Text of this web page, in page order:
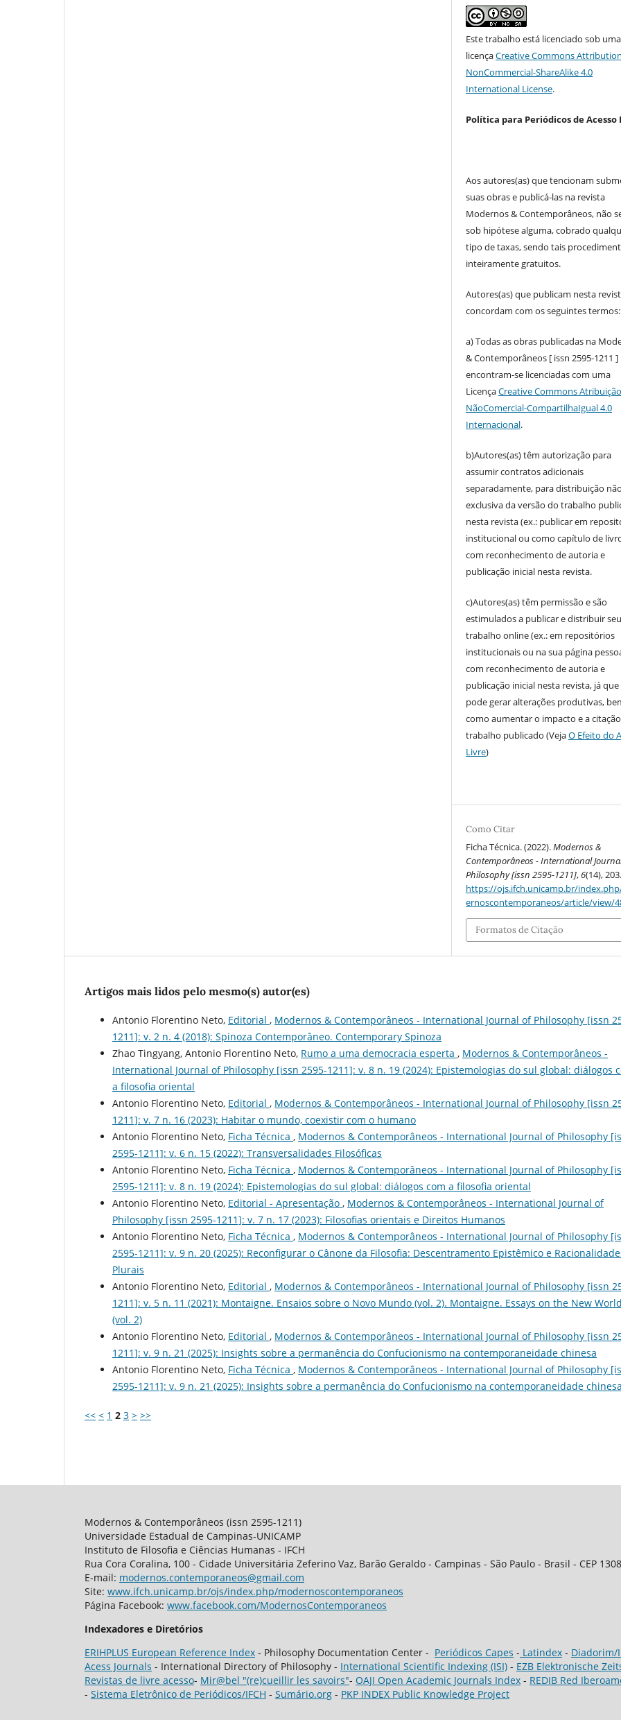
Este trabalho está licenciado sob uma
licençaCreative Commons
NonCommercial-ShareAlike 4.0
International License.
Política para Periódicos de Acesso
Aos autores(as) que tencionam
suas obras e publicá-las na revista
Modernos & Contemporâneos, não
sob hipótese alguma, cobrado
tipo de taxas, sendo tais
inteiramente gratuitos.
Autores(as) que publicam nesta
concordam com os seguintes termos:
a) Todas as obras publicadas na
& Contemporâneos [ issn 2595-1211 ]
encontram-se licenciadas com uma
LicençaCreative Commons
NãoComercial-CompartilhaIgual 4.0
Internacional.
b)Autores(as) têm autorização para
assumir contratos adicionais
separadamente, para distribuição
exclusiva da versão do trabalho
nesta revista (ex.: publicar em
institucional ou como capítulo de
com reconhecimento de autoria e
publicação inicial nesta revista.
c)Autores(as) têm permissão e são
estimulados a publicar e distribuir seu
trabalho online (ex.: em repositórios
institucionais ou na sua página
com reconhecimento de autoria e
publicação inicial nesta revista, já que
pode gerar alterações produtivas,
como aumentar o impacto e a
trabalho publicado (VejaO Efeito do
Livre)
Como Citar
Ficha Técnica. (2022).Modernos &
Contemporâneos - International
Philosophy [issn 2595-1211],6(14), 203.
https://ojs.ifch.unicamp.br/
ernoscontemporaneos/article/view/
Formatos de Citação
Artigos mais lidos pelo mesmo(s) autor(es)
Antonio Florentino Neto, Editorial , Modernos & Contemporâneos - International Journal of Philosophy [issn
1211]: v. 2 n. 4 (2018): Spinoza Contemporâneo. Contemporary Spinoza
Zhao Tingyang, Antonio Florentino Neto, Rumo a uma democracia esperta , Modernos & Contemporâneos -
International Journal of Philosophy [issn 2595-1211]: v. 8 n. 19 (2024): Epistemologias do sul global: diálogos
a filosofia oriental
Antonio Florentino Neto, Editorial , Modernos & Contemporâneos - International Journal of Philosophy [issn
1211]: v. 7 n. 16 (2023): Habitar o mundo, coexistir com o humano
Antonio Florentino Neto, Ficha Técnica , Modernos & Contemporâneos - International Journal of Philosophy
2595-1211]: v. 6 n. 15 (2022): Transversalidades Filosóficas
Antonio Florentino Neto, Ficha Técnica , Modernos & Contemporâneos - International Journal of Philosophy
2595-1211]: v. 8 n. 19 (2024): Epistemologias do sul global: diálogos com a filosofia oriental
Antonio Florentino Neto, Editorial - Apresentação , Modernos & Contemporâneos - International Journal of
Philosophy [issn 2595-1211]: v. 7 n. 17 (2023): Filosofias orientais e Direitos Humanos
Antonio Florentino Neto, Ficha Técnica , Modernos & Contemporâneos - International Journal of Philosophy
2595-1211]: v. 9 n. 20 (2025): Reconfigurar o Cânone da Filosofia: Descentramento Epistêmico e
Plurais
Antonio Florentino Neto, Editorial , Modernos & Contemporâneos - International Journal of Philosophy [issn
1211]: v. 5 n. 11 (2021): Montaigne. Ensaios sobre o Novo Mundo (vol. 2). Montaigne. Essays on the New World
(vol. 2)
Antonio Florentino Neto, Editorial , Modernos & Contemporâneos - International Journal of Philosophy [issn
1211]: v. 9 n. 21 (2025): Insights sobre a permanência do Confucionismo na contemporaneidade chinesa
Antonio Florentino Neto, Ficha Técnica , Modernos & Contemporâneos - International Journal of Philosophy
2595-1211]: v. 9 n. 21 (2025): Insights sobre a permanência do Confucionismo na contemporaneidade chinesa
<< < 1 2 3 > >>
Modernos & Contemporâneos (issn 2595-1211)
Universidade Estadual de Campinas-UNICAMP
Instituto de Filosofia e Ciências Humanas - IFCH
Rua Cora Coralina, 100 - Cidade Universitária Zeferino Vaz, Barão Geraldo - Campinas - São Paulo - Brasil - CEP
E-mail: modernos.contemporaneos@gmail.com
Site: www.ifch.unicamp.br/ojs/index.php/modernoscontemporaneos
Página Facebook: www.facebook.com/ModernosContemporaneos
Indexadores e Diretórios
ERIHPLUS European Reference Index - Philosophy Documentation Center - Periódicos Capes - Latindex - Diadorim/
Acess Journals - International Directory of Philosophy - International Scientific Indexing (ISI) - EZB Elektronische
Revistas de livre acesso- Mir@bel "(re)cueillir les savoirs"- OAJI Open Academic Journals Index - REDIB Red
- Sistema Eletrônico de Periódicos/IFCH - Sumário.org - PKP INDEX Public Knowledge Project